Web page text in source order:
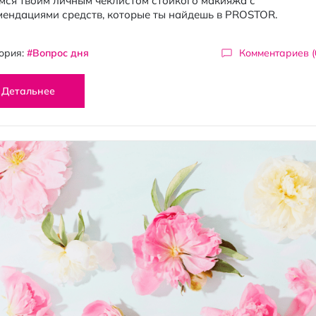
средств, которые ты найдешь в PROSTOR.
#Вопрос дня Комментариев
Детальнее